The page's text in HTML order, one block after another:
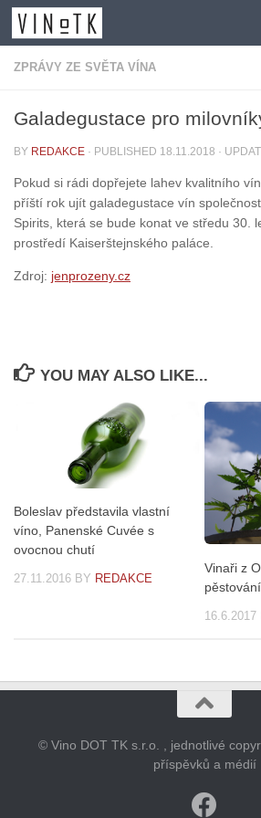
Skip to content
ZPRÁVY ZE SVĚTA VÍNA
Galadegustace pro
BY REDAKCE · PUBLISHED 18.11.2018 ·
Pokud si rádi dopřejete lahev kvalitního
příští rok ujít galadegustace vín
Spirits, která se bude konat ve středu 30.
prostředí Kaiserštejnského paláce.
Zdroj: jenprozeny.cz
YOU MAY ALSO LIKE...
Boleslav představila vlastní
víno, Panenské Cuvée s
ovocnou chutí
27.11.2016 BY REDAKCE
Vinaři z
16.6.2017
© Vino DOT TK s.r.o. , jednotlivé
příspěvků a médií